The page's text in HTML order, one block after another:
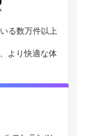
る数万件以上
より快適な体